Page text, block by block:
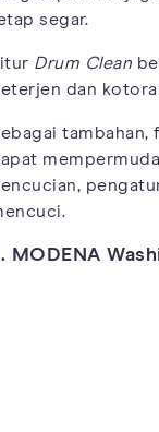
segar.
Drum Clean
dan
tambahan,
MODENA